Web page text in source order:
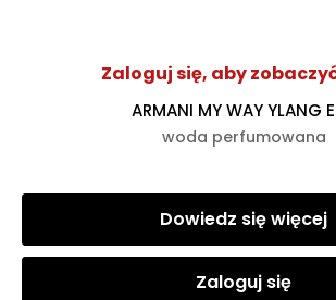
Zaloguj się, aby
ARMANI MY WAY YLANG
woda perfumowana
Dowiedz się więcej
Zaloguj się